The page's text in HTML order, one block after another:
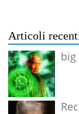
Articoli
big